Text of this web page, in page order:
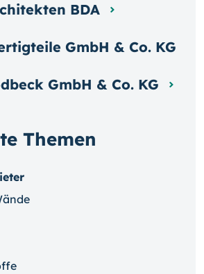
Themen
BDA
GmbH & Co. KG
GmbH & Co. KG